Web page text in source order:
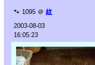
🐾 1095 ＠ 紋
2003-08-03
16:05:23